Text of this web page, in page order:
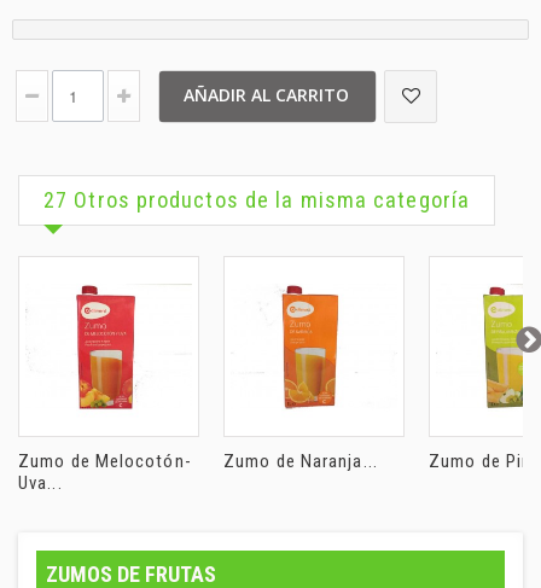
AÑADIR AL CARRITO
27 Otros productos de la misma categoría
Zumo de Melocotón-
Uva...
Zumo de Naranja... Zumo de
ZUMOS DE FRUTAS